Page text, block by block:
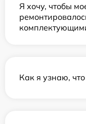
Я хочу, чтобы
Как я узнаю, что